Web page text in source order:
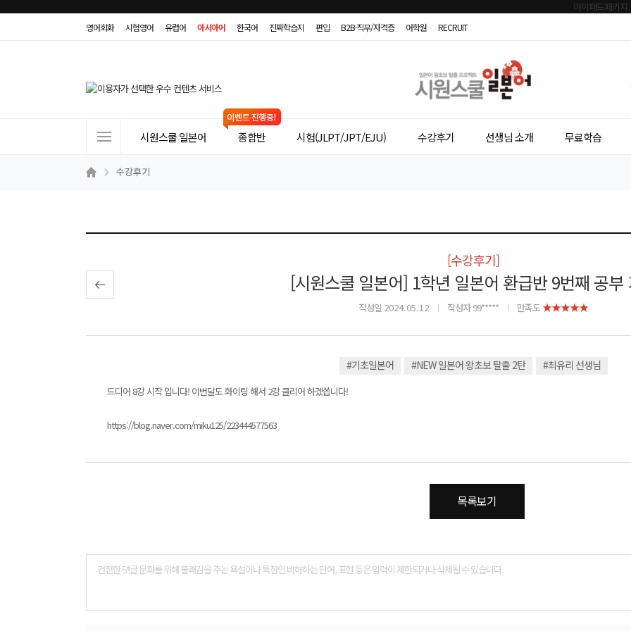
영어회화 시험영어 유럽어 아시아어 한국어 진짜학습지 편입 B2B·직무/자격증 어학원 RECRUIT
어
트
시원스쿨 일본어 종합반 시험(JLPT/JPT/EJU) 수강후기 선생님 소개 무료학습
수강후기
[수강후기]
[시원스쿨 일본어] 1학년 일본어 환급반 9번째 공부
작성일 2024.05.12 작성자 99***** 만족도 ★★★★★
#기초일본어 #NEW 일본어 왕초보 탈출 2탄 #최유리 선생님
드디어 8강 시작 입니다! 이번달도 화이팅 해서 2강 클리어 하겠씁니다!
https://blog.naver.com/miku125/223444577563
목록보기